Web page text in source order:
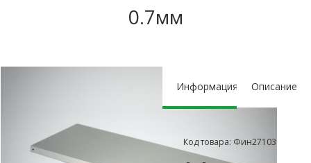
0.7мм
Информация Описание
Код товара: Фин27103